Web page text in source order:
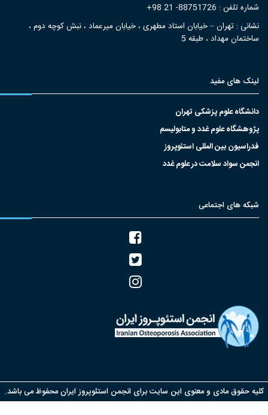
شماره تلفن : 88751726- 21 98+
نشانی : تهران – خیابان استاد مطهری ، خیابان میرعماد ، نبش کوچه دوم ،
ساختمان مهداد ، طبقه 5
لینک های مفید
دانشگاه علوم پزشکی تهران
پژوهشگاه علوم غدد و متابولیسم
فدراسیون بین المللی استئوپروز
انجمن سواد سلامت در علوم غدد
شبکه های اجتماعی
حقوق مادی و معنوی این سایت برای انجمن استئوپروز ایران محفوظ می باشد.